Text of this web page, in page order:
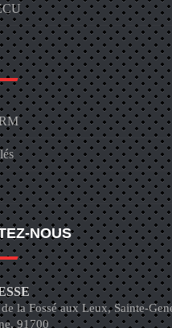
NOUS
la Fossé aux Leux, Sainte-
91700